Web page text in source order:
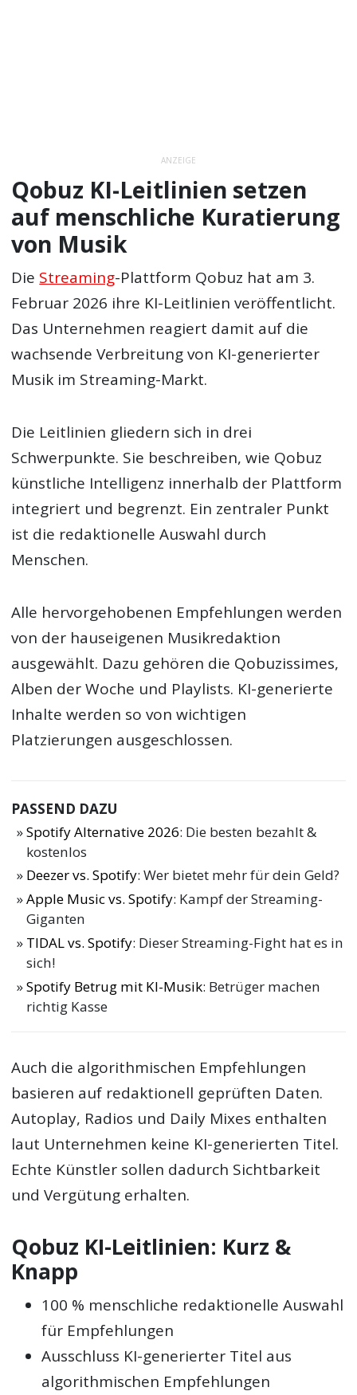
ANZEIGE
Qobuz KI-Leitlinien setzen
auf menschliche Kuratierung
von Musik
Die Streaming-Plattform Qobuz hat am 3.
Februar 2026 ihre KI-Leitlinien veröffentlicht.
Das Unternehmen reagiert damit auf die
wachsende Verbreitung von KI-generierter
Musik im Streaming-Markt.
Die Leitlinien gliedern sich in drei
Schwerpunkte. Sie beschreiben, wie Qobuz
künstliche Intelligenz innerhalb der Plattform
integriert und begrenzt. Ein zentraler Punkt
ist die redaktionelle Auswahl durch
Menschen.
Alle hervorgehobenen Empfehlungen werden
von der hauseigenen Musikredaktion
ausgewählt. Dazu gehören die Qobuzissimes,
Alben der Woche und Playlists. KI-generierte
Inhalte werden so von wichtigen
Platzierungen ausgeschlossen.
PASSEND DAZU
Spotify Alternative 2026: Die besten bezahlt &
kostenlos
Deezer vs. Spotify: Wer bietet mehr für dein Geld?
Apple Music vs. Spotify: Kampf der Streaming-
Giganten
TIDAL vs. Spotify: Dieser Streaming-Fight hat es in
sich!
Spotify Betrug mit KI-Musik: Betrüger machen
richtig Kasse
Auch die algorithmischen Empfehlungen
basieren auf redaktionell geprüften Daten.
Autoplay, Radios und Daily Mixes enthalten
laut Unternehmen keine KI-generierten Titel.
Echte Künstler sollen dadurch Sichtbarkeit
und Vergütung erhalten.
Qobuz KI-Leitlinien: Kurz &
Knapp
100 % menschliche redaktionelle Auswahl
für Empfehlungen
Ausschluss KI-generierter Titel aus
algorithmischen Empfehlungen